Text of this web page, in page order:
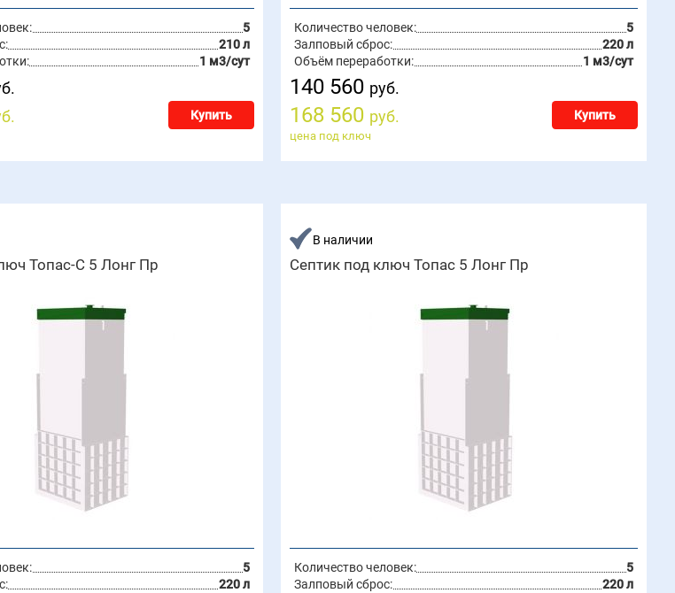
5
210 л
1 м3/сут
Купить
Количество человек:
5
Залповый сброс:
220 л
Объём переработки:
1 м3/сут
140 560 руб.
168 560 руб. Купить
цена под ключ
Топас-С 5 Лонг Пр
5
220 л
В наличии
Септик под ключ Топас 5 Лонг Пр
Количество человек:
5
Залповый сброс:
220 л